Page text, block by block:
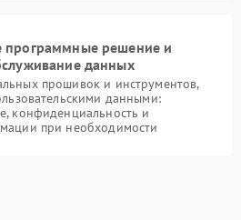
программные решение и
данных
прошивок и инструментов,
данными:
конфиденциальность и
при необходимости